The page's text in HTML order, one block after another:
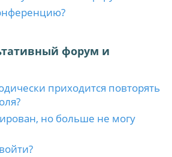
форум и
приходится повторять
но больше не могу